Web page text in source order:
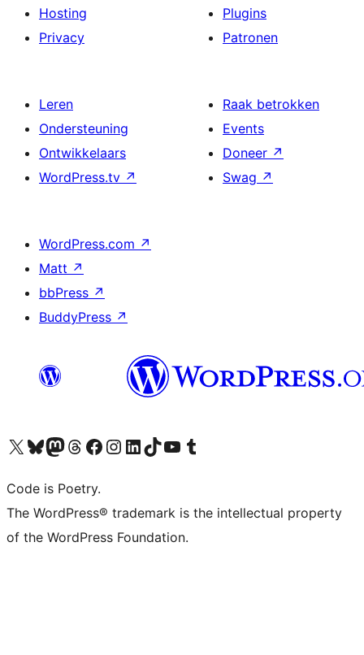
Hosting
Privacy
Plugins
Patronen
Leren
Ondersteuning
Ontwikkelaars
WordPress.tv ↗
Raak betrokken
Events
Doneer ↗
Swag ↗
WordPress.com ↗
Matt ↗
bbPress ↗
BuddyPress ↗
Bezoek ons X (voorheen Twitter) account
Bezoek onze Bluesky account
Bezoek ons Mastodon account
Bezoek onze Threads account
Onze Facebookpagina bezoeken
Bezoek onze Instagram account
Bezoek onze LinkedIn account
Bezoek onze TikTok account
Bezoek ons YouTube kanaalBezoek onze Tumblr account
Code is Poetry.
The WordPress® trademark is the intellectual property
of the WordPress Foundation.